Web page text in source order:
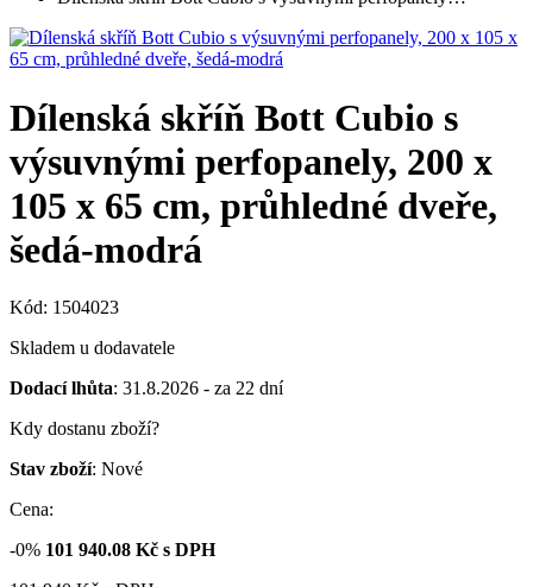
Dílenská skříň Bott Cubio s
výsuvnými perfopanely, 200 x
105 x 65 cm, průhledné dveře,
šedá-modrá
Kód: 1504023
Skladem u dodavatele
Dodací lhůta: 31.8.2026 - za 22 dní
Kdy dostanu zboží?
Stav zboží: Nové
Cena:
-0% 101 940.08 Kč s DPH